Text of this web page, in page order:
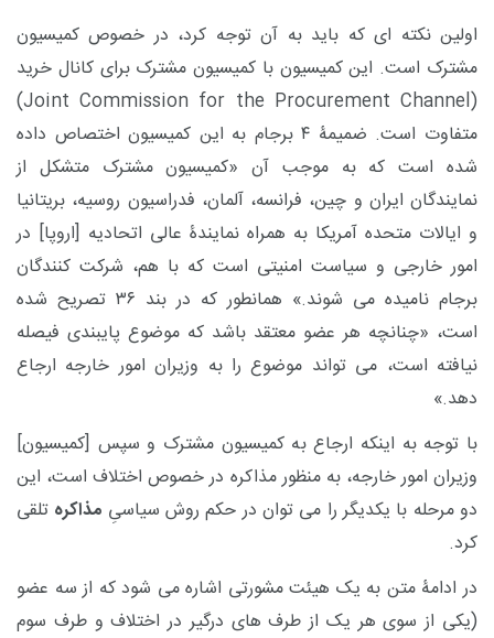
اولین نکته ای که باید به آن توجه کرد، در خصوص کمیسیون
مشترک است. این کمیسیون با کمیسیون مشترک برای کانال خرید
(
Joint Commission for the Procurement Channel
)
متفاوت است. ضمیمۀ ۴ برجام به این کمیسیون اختصاص داده
شده است که به موجب آن «کمیسیون مشترک متشکل از
نمایندگان ایران و چین، فرانسه، آلمان، فدراسیون روسیه، بریتانیا
و ایالات متحده آمریکا به همراه نمایندۀ عالی اتحادیه [اروپا] در
امور خارجی و سیاست امنیتی است که با هم، شرکت کنندگان
برجام نامیده می شوند.» همانطور که در بند ۳۶ تصریح شده
است، «چنانچه هر عضو معتقد باشد که موضوع پایبندی فیصله
نیافته است، می تواند موضوع را به وزیران امور خارجه ارجاع
دهد.»
با توجه به اینکه ارجاع به کمیسیون مشترک و سپس [کمیسیون]
وزیران امور خارجه، به منظور مذاکره در خصوص اختلاف است، این
دو مرحله با یکدیگر را می توان در حکم روش سیاسیِ مذاکره تلقی
کرد.
در ادامۀ متن به یک هیئت مشورتی اشاره می شود که از سه عضو
(یکی از سوی هر یک از طرف های درگیر در اختلاف و طرف سوم